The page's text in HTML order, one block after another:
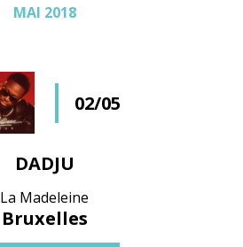
MAI 2018
02/05
DADJU
La Madeleine
Bruxelles